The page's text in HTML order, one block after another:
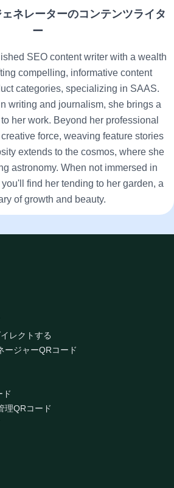
ネレーターのコンテンツライタ
ー
SEO content writer with a wealth
compelling, informative content
categories, specializing in SAAS.
writing and journalism, she brings a
her work. Beyond her professional
force, weaving feature stories
extends to the cosmos, where she
astronomy. When not immersed in
find her tending to her garden, a
of growth and beauty.
レクトする
ージャーQRコード
ド
理QRコード